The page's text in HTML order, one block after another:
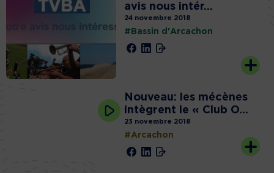
avis nous intér...
24 novembre 2018
#Bassin d'Arcachon
Nouveau: les mécènes
intègrent le « Club O...
23 novembre 2018
#Arcachon